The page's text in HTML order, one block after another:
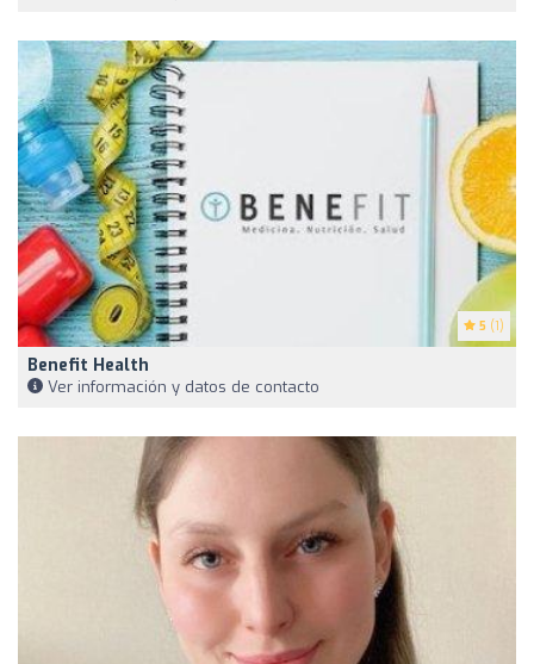
5 (1)
Benefit Health
Ver información y datos de contacto